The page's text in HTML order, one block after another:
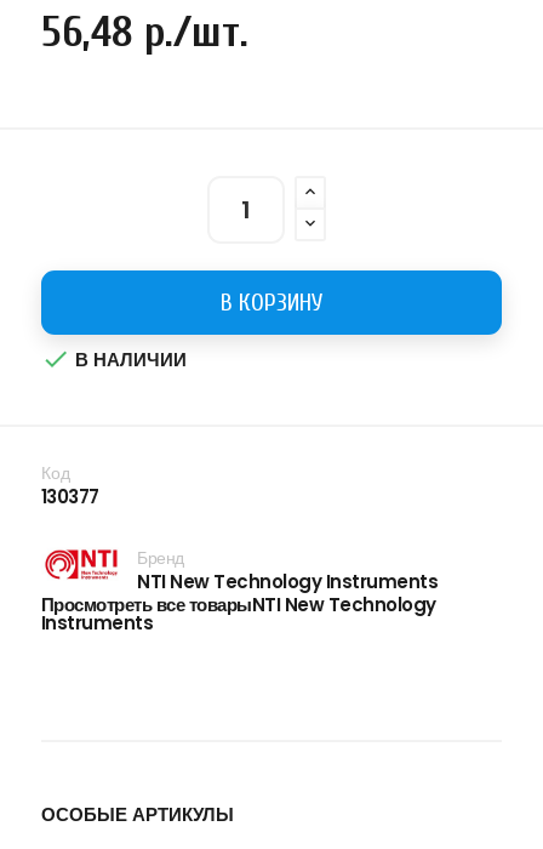
56,48 р./шт.
В КОРЗИНУ
 В НАЛИЧИИ
Код
130377
Бренд
NTI New Technology Instruments
Просмотреть все товарыNTI New Technology
Instruments
ОСОБЫЕ АРТИКУЛЫ